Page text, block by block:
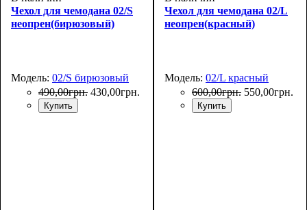
Чехол для чемодана 02/S
неопрен(бирюзовый)
Модель: 02/S бирюзовый
490,00грн. 430,00грн.
Купить
Чехол для чемодана 02/L
неопрен(красный)
Модель: 02/L красный
600,00грн. 550,00грн.
Купить